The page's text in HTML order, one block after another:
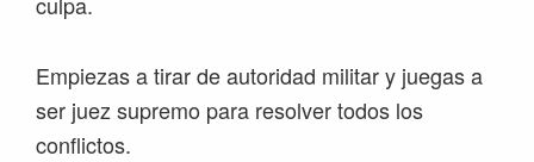
Empiezas a tirar de autoridad militar y juegas a
ser juez supremo para resolver todos los
conflictos.